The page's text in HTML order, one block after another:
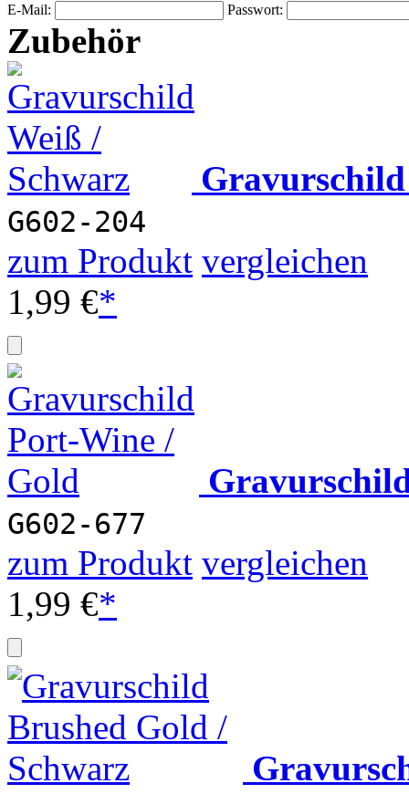
E-Mail: Passwort:
Zubehör
G602-204
zum Produkt vergleichen
1,99 €*
G602-677
zum Produkt vergleichen
1,99 €*